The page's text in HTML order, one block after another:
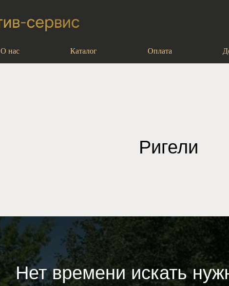
О нас Каталог Оплата
Ригели
Нет времени искать